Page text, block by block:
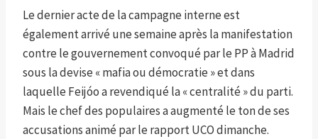
Le dernier acte de la campagne interne est
également arrivé une semaine après la manifestation
contre le gouvernement convoqué par le PP à Madrid
sous la devise « mafia ou démocratie » et dans
laquelle Feijóo a revendiqué la « centralité » du parti.
Mais le chef des populaires a augmenté le ton de ses
accusations animé par le rapport UCO dimanche.